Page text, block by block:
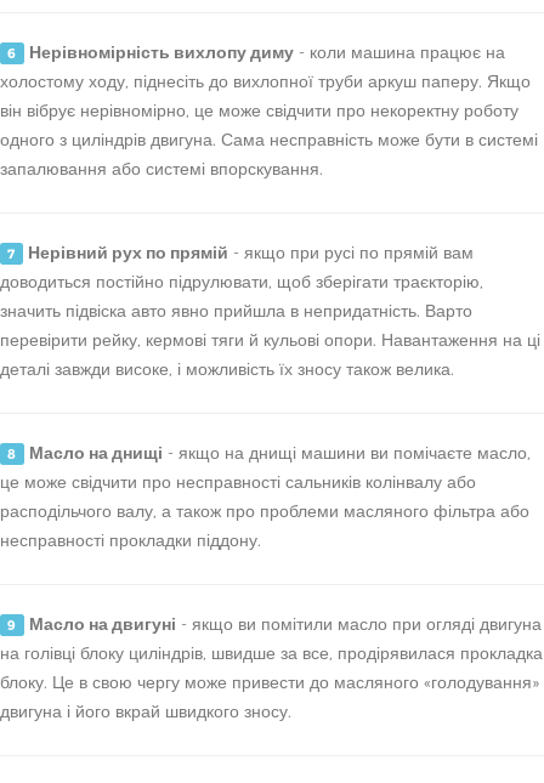
6 Нерівномірність вихлопу диму- коли машина працює на
холостому ходу, піднесіть до вихлопної труби аркуш паперу. Якщо
він вібрує нерівномірно, це може свідчити про некоректну роботу
одного з циліндрів двигуна. Сама несправність може бути в системі
запалювання або системі впорскування.
7 Нерівний рух по прямій - якщо при русі по прямій вам
доводиться постійно підрулювати, щоб зберігати траєкторію,
значить підвіска авто явно прийшла в непридатність. Варто
перевірити рейку, кермові тяги й кульові опори. Навантаження на ці
деталі завжди високе, і можливість їх зносу також велика.
8 Масло на днищі - якщо на днищі машини ви помічаєте масло,
це може свідчити про несправності сальників колінвалу або
расподільчого валу, а також про проблеми масляного фільтра або
несправності прокладки піддону.
9 Масло на двигуні - якщо ви помітили масло при огляді двигуна
на голівці блоку циліндрів, швидше за все, продірявилася прокладка
блоку. Це в свою чергу може привести до масляного «голодування»
двигуна і його вкрай швидкого зносу.